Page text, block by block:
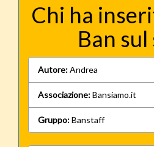
Chi ha
Ban sul
Autore:Andrea
Associazione:Bansiamo.it
Gruppo:Banstaff